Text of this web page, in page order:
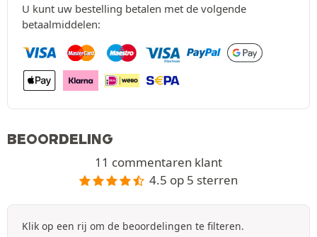
U kunt uw bestelling betalen met de volgende
betaalmiddelen:
BEOORDELING
11 commentaren klant
4.5 op 5 sterren
Klik op een rij om de beoordelingen te filteren.